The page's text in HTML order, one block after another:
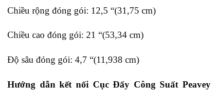
Chiều rộng đóng gói: 12,5 “(31,75 cm)
Chiều cao đóng gói: 21 “(53,34 cm)
Độ sâu đóng gói: 4,7 “(11,938 cm)
Hướng dẫn kết nối Cục Đẩy Công Suất Peavey